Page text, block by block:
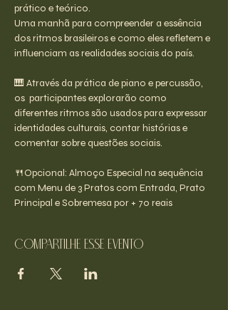
prático e teórico.
Uma manhã para compreender a essência
dos ritmos brasileiros e como eles refletem e
influenciam as realidades sociais do país.
🎹 Através da prática de piano e percussão,
os  participantes explorarão como
diferentes ritmos são usados para expressar
identidades culturais, contar histórias e
comentar sobre questões sociais.
🍴Opcional: Almoço Especial na sequência
com Menu de 3 Pratos com Entrada, Prato
Principal e Sobremesa por + 70 reais
Compartilhe esse evento